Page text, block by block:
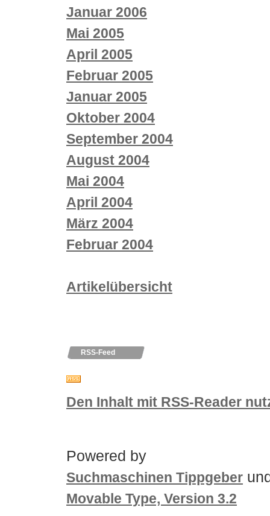
Januar 2006
Mai 2005
April 2005
Februar 2005
Januar 2005
Oktober 2004
September 2004
August 2004
Mai 2004
April 2004
März 2004
Februar 2004
Artikelübersicht
RSS-Feed
Den Inhalt mit RSS-Reader
Powered by
Suchmaschinen Tippgeber
Movable Type, Version 3.2